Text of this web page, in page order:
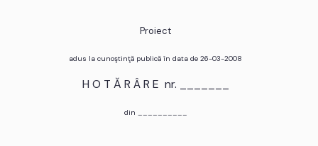
Proiect
adus la cunoştinţă publică în data de 26-03-2008
H O T Ă R Â R E nr. _______
din __________